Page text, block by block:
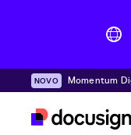
Pular para oMomentum
e!